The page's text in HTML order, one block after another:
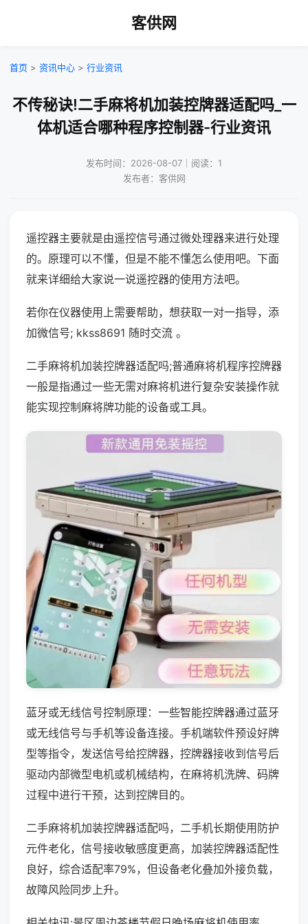
客供网
首页 > 资讯中心 > 行业资讯
不传秘诀!二手麻将机加装控牌器适配吗_一
体机适合哪种程序控制器-行业资讯
发布时间：2026-08-07｜阅读：1
发布者：客供网
遥控器主要就是由遥控信号通过微处理器来进行处理
的。原理可以不懂，但是不能不懂怎么使用吧。下面
就来详细给大家说一说遥控器的使用方法吧。
若你在仪器使用上需要帮助，想获取一对一指导，添
加微信号; kkss8691 随时交流 。
二手麻将机加装控牌器适配吗;普通麻将机程序控牌器
一般是指通过一些无需对麻将机进行复杂安装操作就
能实现控制麻将牌功能的设备或工具。
蓝牙或无线信号控制原理：一些智能控牌器通过蓝牙
或无线信号与手机等设备连接。手机端软件预设好牌
型等指令，发送信号给控牌器，控牌器接收到信号后
驱动内部微型电机或机械结构，在麻将机洗牌、码牌
过程中进行干预，达到控牌目的。
二手麻将机加装控牌器适配吗，二手机长期使用防护
元件老化，信号接收敏感度更高，加装控牌器适配性
良好，综合适配率79%，但设备老化叠加外接负载，
故障风险同步上升。